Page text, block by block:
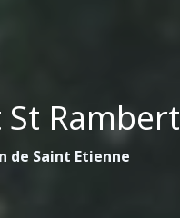
St Rambert
de Saint Etienne